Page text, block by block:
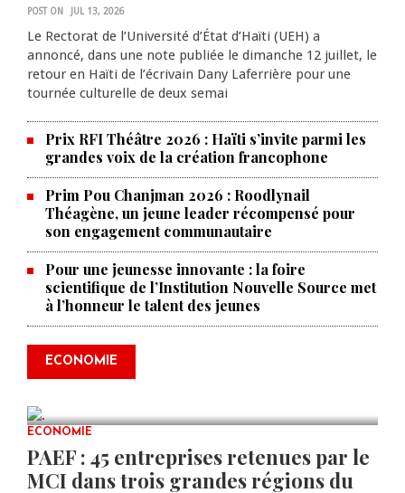
POST ON JUL 13, 2026
Le Rectorat de l’Université d’État d’Haïti (UEH) a
annoncé, dans une note publiée le dimanche 12 juillet, le
retour en Haïti de l’écrivain Dany Laferrière pour une
tournée culturelle de deux semai
Prix RFI Théâtre 2026 : Haïti s’invite parmi les
grandes voix de la création francophone
Prim Pou Chanjman 2026 : Roodlynail
Théagène, un jeune leader récompensé pour
son engagement communautaire
Pour une jeunesse innovante : la foire
scientifique de l’Institution Nouvelle Source met
à l’honneur le talent des jeunes
ECONOMIE
0 COMMENTS
Produire le savoir pour
transformer Haïti : BRH lance la
2ᵉ édition de ses Journées
scientifiques
ECONOMIE
PAEF : 45 entreprises retenues par le
MCI dans trois grandes régions du